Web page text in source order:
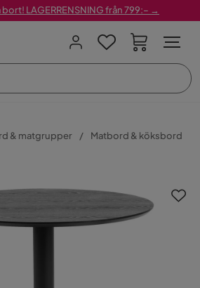
LAGERRENSNING från 799:– →
& matgrupper Matbord & köksbord